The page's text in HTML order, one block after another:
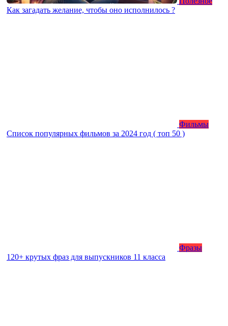
Как загадать желание, чтобы оно исполнилось ?
Фильмы
Список популярных фильмов за 2024 год ( топ 50 )
Фразы
120+ крутых фраз для выпускников 11 класса